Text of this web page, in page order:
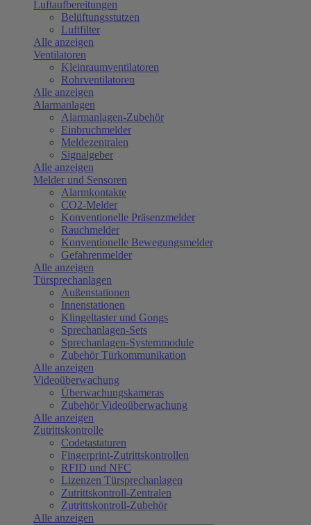
Luftaufbereitungen
Belüftungsstutzen
Luftfilter
Alle anzeigen
Ventilatoren
Kleinraumventilatoren
Rohrventilatoren
Alle anzeigen
Alarmanlagen
Alarmanlagen-Zubehör
Einbruchmelder
Meldezentralen
Signalgeber
Alle anzeigen
Melder und Sensoren
Alarmkontakte
CO2-Melder
Konventionelle Präsenzmelder
Rauchmelder
Konventionelle Bewegungsmelder
Gefahrenmelder
Alle anzeigen
Türsprechanlagen
Außenstationen
Innenstationen
Klingeltaster und Gongs
Sprechanlagen-Sets
Sprechanlagen-Systemmodule
Zubehör Türkommunikation
Alle anzeigen
Videoüberwachung
Überwachungskameras
Zubehör Videoüberwachung
Alle anzeigen
Zutrittskontrolle
Codetastaturen
Fingerprint-Zutrittskontrollen
RFID und NFC
Lizenzen Türsprechanlagen
Zutrittskontroll-Zentralen
Zutrittskontroll-Zubehör
Alle anzeigen